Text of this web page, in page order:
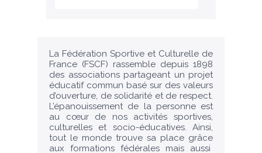
La Fédération Sportive et Culturelle de
France (FSCF) rassemble depuis 1898
des associations partageant un projet
éducatif commun basé sur des valeurs
d’ouverture, de solidarité et de respect.
L’épanouissement de la personne est
au cœur de nos activités sportives,
culturelles et socio-éducatives. Ainsi,
tout le monde trouve sa place grâce
aux formations fédérales mais aussi